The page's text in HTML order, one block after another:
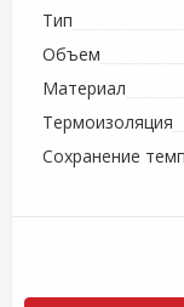
Тип
Объем
Материал
Термоизоляция
Сохранение